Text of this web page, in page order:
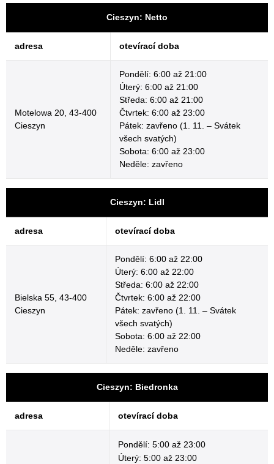
Cieszyn: Netto
adresa otevírací doba
Motelowa 20, 43-400
Cieszyn
Pondělí: 6:00 až 21:00
Úterý: 6:00 až 21:00
Středa: 6:00 až 21:00
Čtvrtek: 6:00 až 23:00
Pátek: zavřeno (1. 11. – Svátek
všech svatých)
Sobota: 6:00 až 23:00
Neděle: zavřeno
Cieszyn: Lidl
adresa otevírací doba
Bielska 55, 43-400
Cieszyn
Pondělí: 6:00 až 22:00
Úterý: 6:00 až 22:00
Středa: 6:00 až 22:00
Čtvrtek: 6:00 až 22:00
Pátek: zavřeno (1. 11. – Svátek
všech svatých)
Sobota: 6:00 až 22:00
Neděle: zavřeno
Cieszyn: Biedronka
adresa otevírací doba
Pondělí: 5:00 až 23:00
Úterý: 5:00 až 23:00